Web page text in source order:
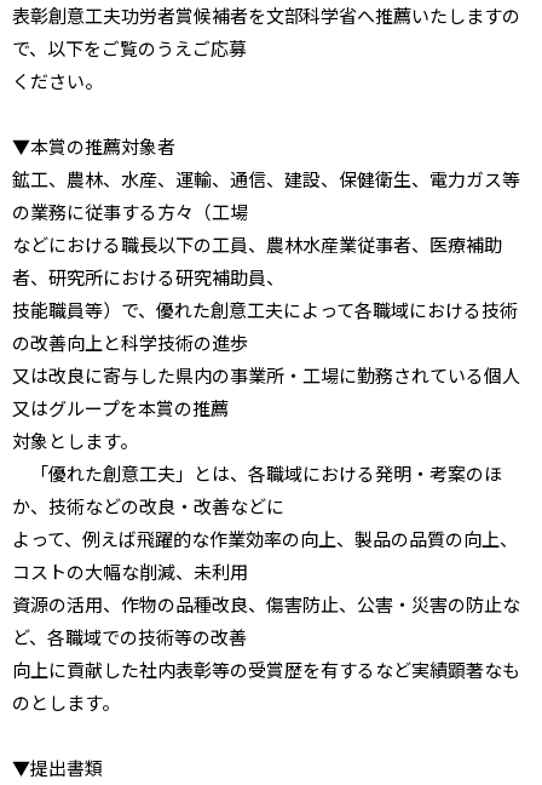
表彰創意工夫功労者賞候補者を文部科学省へ推薦いたしますの
で、以下をご覧のうえご応募
ください。
▼本賞の推薦対象者
鉱工、農林、水産、運輸、通信、建設、保健衛生、電力ガス等
の業務に従事する方々（工場
などにおける職長以下の工員、農林水産業従事者、医療補助
者、研究所における研究補助員、
技能職員等）で、優れた創意工夫によって各職域における技術
の改善向上と科学技術の進歩
又は改良に寄与した県内の事業所・工場に勤務されている個人
又はグループを本賞の推薦
対象とします。
「優れた創意工夫」とは、各職域における発明・考案のほ
か、技術などの改良・改善などに
よって、例えば飛躍的な作業効率の向上、製品の品質の向上、
コストの大幅な削減、未利用
資源の活用、作物の品種改良、傷害防止、公害・災害の防止な
ど、各職域での技術等の改善
向上に貢献した社内表彰等の受賞歴を有するなど実績顕著なも
のとします。
▼提出書類